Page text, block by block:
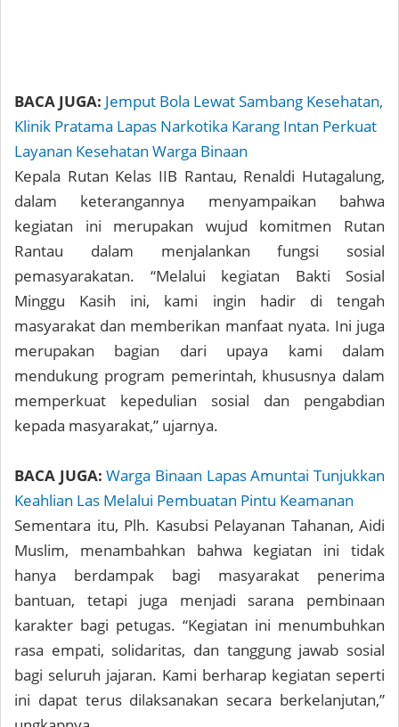
BACA JUGA: Jemput Bola Lewat Sambang Kesehatan,
Klinik Pratama Lapas Narkotika Karang Intan Perkuat
Layanan Kesehatan Warga Binaan
Kepala Rutan Kelas IIB Rantau, Renaldi Hutagalung,
dalam keterangannya menyampaikan bahwa
kegiatan ini merupakan wujud komitmen Rutan
Rantau dalam menjalankan fungsi sosial
pemasyarakatan. “Melalui kegiatan Bakti Sosial
Minggu Kasih ini, kami ingin hadir di tengah
masyarakat dan memberikan manfaat nyata. Ini juga
merupakan bagian dari upaya kami dalam
mendukung program pemerintah, khususnya dalam
memperkuat kepedulian sosial dan pengabdian
kepada masyarakat,” ujarnya.
BACA JUGA: Warga Binaan Lapas Amuntai Tunjukkan
Keahlian Las Melalui Pembuatan Pintu Keamanan
Sementara itu, Plh. Kasubsi Pelayanan Tahanan, Aidi
Muslim, menambahkan bahwa kegiatan ini tidak
hanya berdampak bagi masyarakat penerima
bantuan, tetapi juga menjadi sarana pembinaan
karakter bagi petugas. “Kegiatan ini menumbuhkan
rasa empati, solidaritas, dan tanggung jawab sosial
bagi seluruh jajaran. Kami berharap kegiatan seperti
ini dapat terus dilaksanakan secara berkelanjutan,”